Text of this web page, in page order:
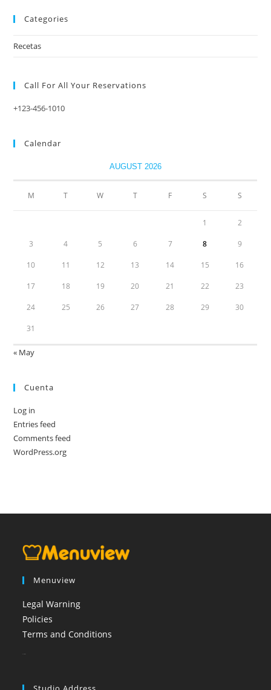
Categories
Recetas
Call For All Your​ Reservations
+123-456-1010
Calendar
AUGUST 2026
M T W T F S S
1 2
3 4 5 6 7 8 9
10 11 12 13 14 15 16
17 18 19 20 21 22 23
24 25 26 27 28 29 30
31
« May
Cuenta
Log in
Entries feed
Comments feed
WordPress.org
Menuview
Legal Warning
Policies
Terms and Conditions